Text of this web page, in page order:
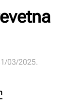
03/2025.